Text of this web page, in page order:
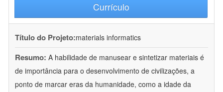
Currículo
Título do Projeto:materials informatics
Resumo: A habilidade de manusear e sintetizar materiais é
de importância para o desenvolvimento de civilizações, a
ponto de marcar eras da humanidade, como a idade da